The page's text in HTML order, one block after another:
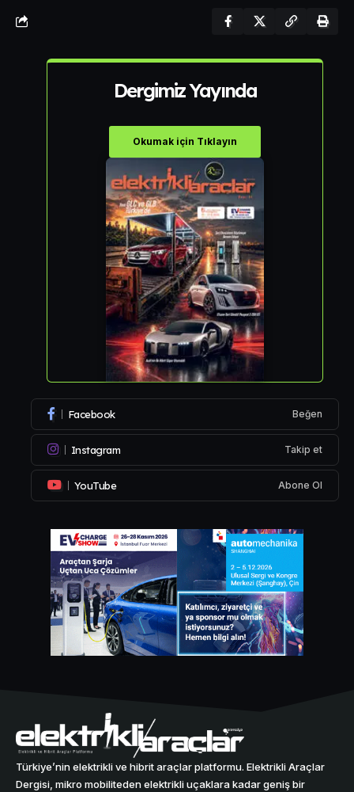
Dergimiz Yayında
Okumak için Tıklayın
Facebook Beğen
Instagram Takip et
YouTube Abone Ol
Türkiye’nin elektrikli ve hibrit araçlar platformu. Elektrikli Araçlar
Dergisi, mikro mobiliteden elektrikli uçaklara kadar geniş bir